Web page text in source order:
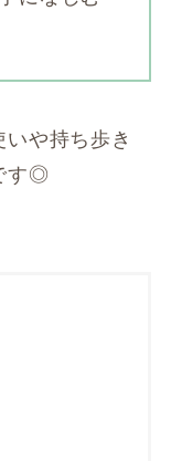
や持ち歩き
す◎